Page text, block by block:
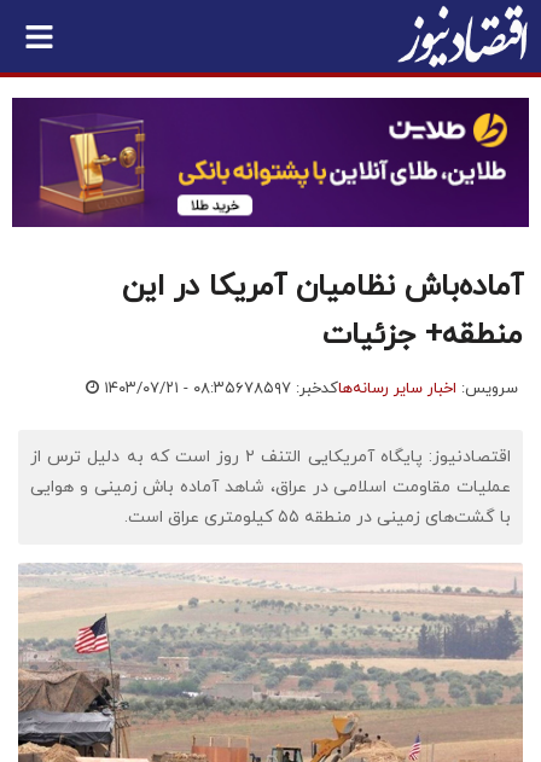
آماده‌باش نظامیان آمریکا در این
منطقه+ جزئیات
سرویس: اخبار سایر رسانه‌هاکدخبر: ۶۷۸۵۹۷ ۱۴۰۳/۰۷/۲۱ - ۰۸:۳۵
اقتصادنیوز: پایگاه آمریکایی التنف ۲ روز است که به دلیل ترس از
عملیات مقاومت اسلامی در عراق، شاهد آماده باش زمینی و هوایی
با گشت‌های زمینی در منطقه ۵۵ کیلومتری عراق است.